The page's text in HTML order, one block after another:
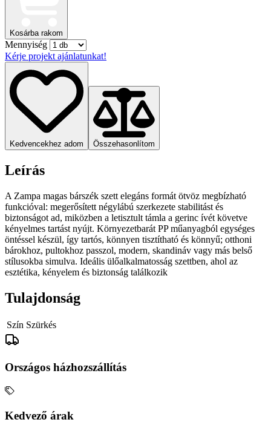
Kosárba rakom
Mennyiség
Kérje projekt ajánlatunkat!
Kedvencekhez adom Összehasonlítom
Leírás
A Zampa magas bárszék szett elegáns formát ötvöz megbízható
funkcióval: megerősített négylábú szerkezete stabilitást és
biztonságot ad, miközben a letisztult támla a gerinc ívét követve
kényelmes tartást nyújt. Környezetbarát PP műanyagból egységes
öntéssel készül, így tartós, könnyen tisztítható és könnyű; otthoni
bárokhoz, pultokhoz passzol, modern, skandináv vagy más belső
stílusokba simulva. Ideális ülőalkalmatosság szettben, ahol az
esztétika, kényelem és biztonság találkozik
Tulajdonság
Szín Szürkés
Országos házhozszállítás
Kedvező árak